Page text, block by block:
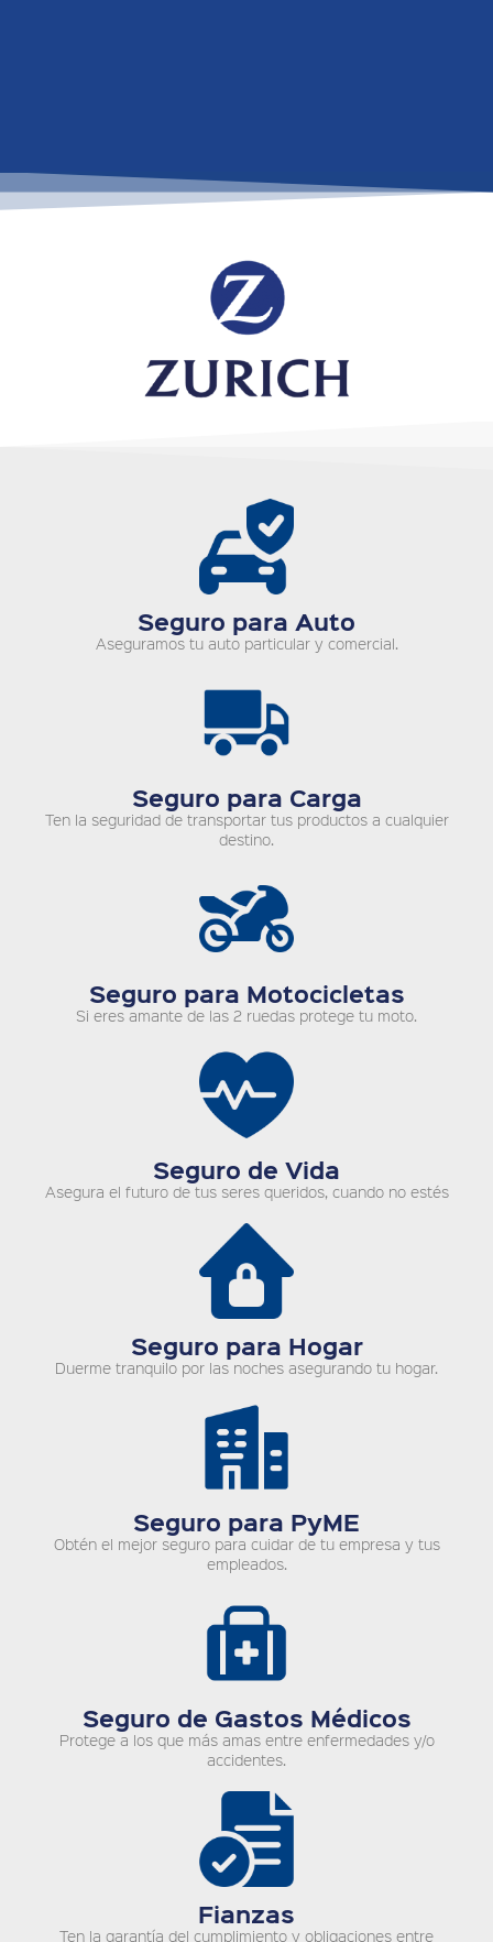
Seguro para Auto
Aseguramos tu auto particular y comercial.
Seguro para Carga
Ten la seguridad de transportar tus productos a cualquier
destino.
Seguro para Motocicletas
Si eres amante de las 2 ruedas protege tu moto.
Seguro de Vida
Asegura el futuro de tus seres queridos, cuando no estés
Seguro para Hogar
Duerme tranquilo por las noches asegurando tu hogar.
Seguro para PyME
Obtén el mejor seguro para cuidar de tu empresa y tus
empleados.
Seguro de Gastos Médicos
Protege a los que más amas entre enfermedades y/o
accidentes.
Fianzas
Ten la garantía del cumplimiento y obligaciones entre